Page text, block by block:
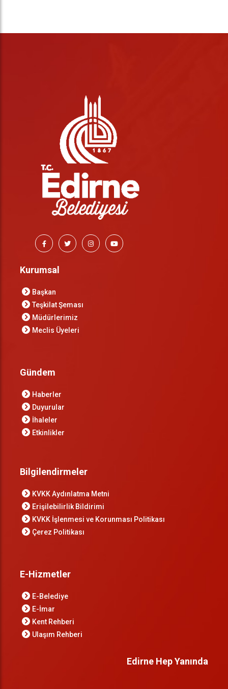
Kurumsal
Başkan
Teşkilat Şeması
Müdürlerimiz
Meclis Üyeleri
Gündem
Haberler
Duyurular
İhaleler
Etkinlikler
Bilgilendirmeler
KVKK Aydınlatma Metni
Erişilebilirlik Bildirimi
KVKK İşlenmesi ve Korunması Politikası
Çerez Politikası
E-Hizmetler
E-Belediye
E-İmar
Kent Rehberi
Ulaşım Rehberi
Edirne Hep Yanında